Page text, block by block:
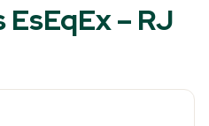
EsEqEx – RJ